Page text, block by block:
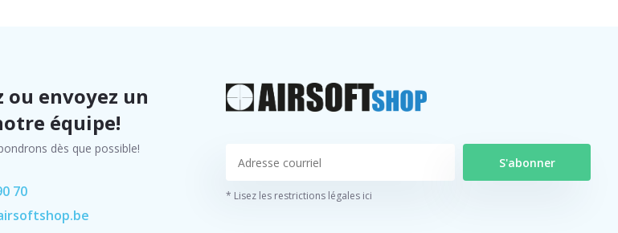
ou envoyez un
équipe!
dès que possible!
70
S'abonner
* Lisez les restrictions légales ici